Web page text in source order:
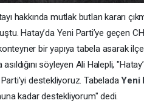
hakkında mutlak butlan kararı
Hatay’da Yeni Parti’ye geçen
bir yapıya tabela asarak ilçe
söyleyen Ali Halepli,
destekliyoruz. TabeladaYeni
kadar destekliyorum" dedi.